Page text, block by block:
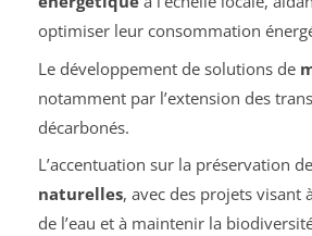
optimiser leur consommation
Le développement de solutions de
notamment par l’extension des
décarbonés.
L’accentuation sur la préservation
naturelles, avec des projets visant
de l’eau et à maintenir la